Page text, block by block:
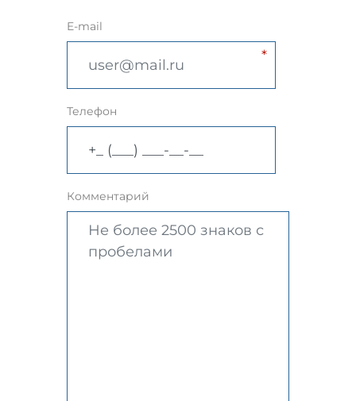
E-mail
Телефон
Комментарий